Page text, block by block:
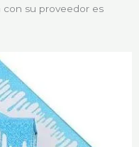
con su proveedor es